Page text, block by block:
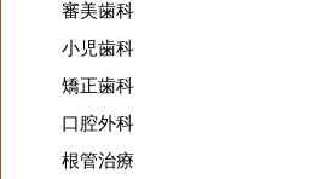
審美歯科
小児歯科
矯正歯科
口腔外科
根管治療